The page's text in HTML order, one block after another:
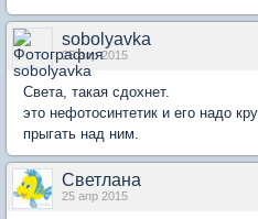
sobolyavka
25 апр 2015
Света, такая сдохнет.
это нефотосинтетик и его надо
прыгать над ним.
Светлана
25 апр 2015